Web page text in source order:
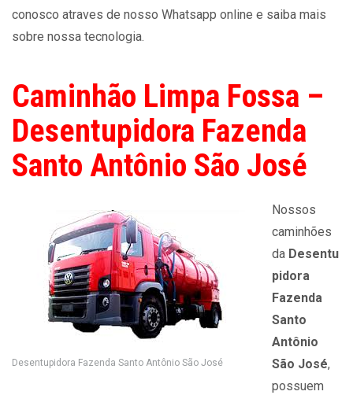
conosco atraves de nosso Whatsapp online e saiba mais
sobre nossa tecnologia.
Caminhão Limpa Fossa –
Desentupidora Fazenda
Santo Antônio São José
Desentupidora Fazenda Santo Antônio São José
Nossos
caminhões
da Desentu
pidora
Fazenda
Santo
Antônio
São José,
possuem